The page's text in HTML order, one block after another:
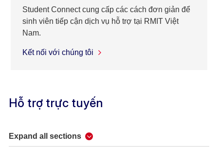
Student Connect cung cấp các cách đơn giản để
sinh viên tiếp cận dịch vụ hỗ trợ tại RMIT Việt
Nam.
Kết nối với chúng tôi
Hỗ trợ trực tuyến
Expand all sections